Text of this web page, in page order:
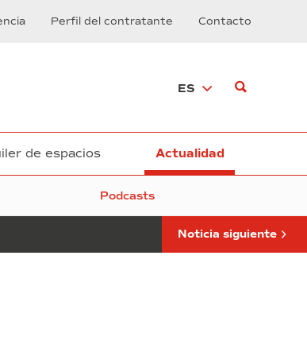
Perfil del contratante Contacto
ES
de espacios Actualidad
Podcasts
Navarro
la
Vall
como
Noticia siguiente